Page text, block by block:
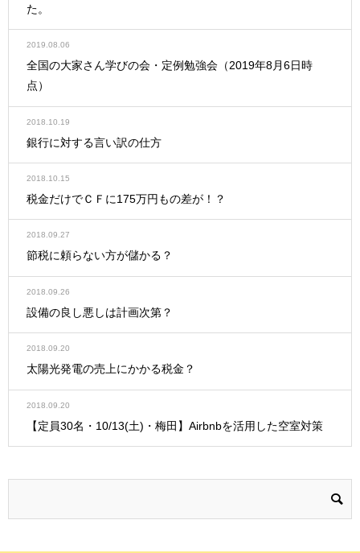
た。
2019.08.06
全国の大家さん学びの会・定例勉強会（2019年8月6日時
点）
2018.10.19
銀行に対する言い訳の仕方
2018.10.15
税金だけでＣＦに175万円もの差が！？
2018.09.27
節税に頼らない方が儲かる？
2018.09.26
設備の良し悪しは計画次第？
2018.09.20
太陽光発電の売上にかかる税金？
2018.09.20
【定員30名・10/13(土)・梅田】Airbnbを活用した空室対策